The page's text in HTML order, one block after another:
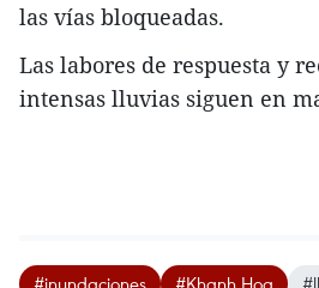
las vías bloqueadas.
Las labores de respuesta y
intensas lluvias siguen en
#inundaciones #Khanh Hoa